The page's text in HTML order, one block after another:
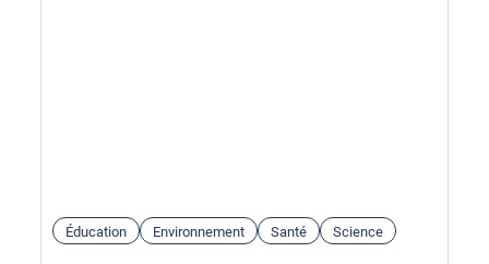
Éducation Environnement Santé Science